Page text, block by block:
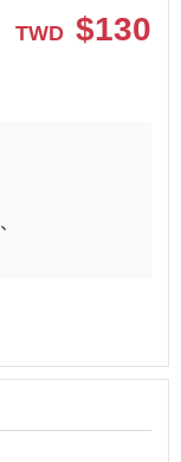
TWD $130